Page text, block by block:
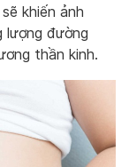
khiến ảnh
lượng đường
thần kinh.